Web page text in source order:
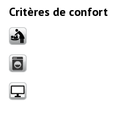
Critères de confort